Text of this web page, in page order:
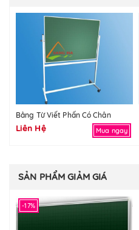
Bảng Từ Viết Phấn Có Chân
Liên Hệ Mua ngay
SẢN PHẨM GIẢM GIÁ
-17%